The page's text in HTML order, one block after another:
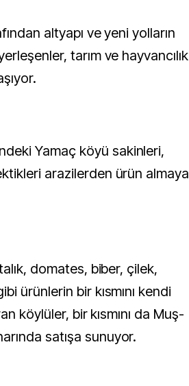
altyapı ve yeni yolların
tarım ve hayvancılık
Yamaç köyü sakinleri,
arazilerden ürün almaya
domates, biber, çilek,
ürünlerin bir kısmını kendi
köylüler, bir kısmını da Muş-
satışa sunuyor.